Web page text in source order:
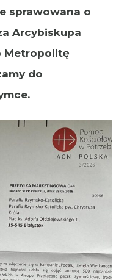
sprawowana o
Arcybiskupa
Metropolitę
do